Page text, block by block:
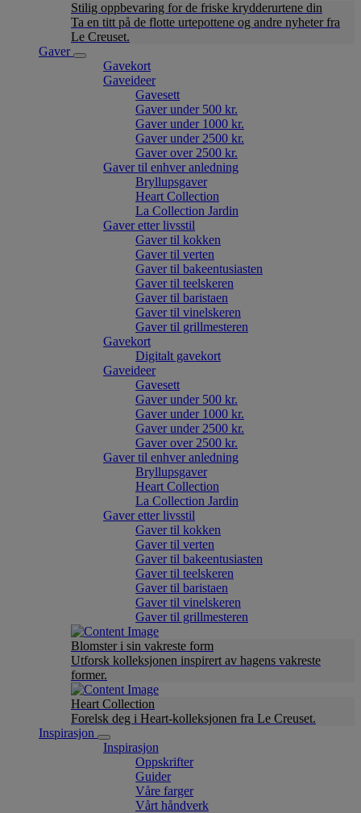
Stilig oppbevaring for de friske krydderurtene din
Ta en titt på de flotte urtepottene og andre nyheter fra
Le Creuset.
Gaver
Gavekort
Gaveideer
Gavesett
Gaver under 500 kr.
Gaver under 1000 kr.
Gaver under 2500 kr.
Gaver over 2500 kr.
Gaver til enhver anledning
Bryllupsgaver
Heart Collection
La Collection Jardin
Gaver etter livsstil
Gaver til kokken
Gaver til verten
Gaver til bakeentusiasten
Gaver til teelskeren
Gaver til baristaen
Gaver til vinelskeren
Gaver til grillmesteren
Gavekort
Digitalt gavekort
Gaveideer
Gavesett
Gaver under 500 kr.
Gaver under 1000 kr.
Gaver under 2500 kr.
Gaver over 2500 kr.
Gaver til enhver anledning
Bryllupsgaver
Heart Collection
La Collection Jardin
Gaver etter livsstil
Gaver til kokken
Gaver til verten
Gaver til bakeentusiasten
Gaver til teelskeren
Gaver til baristaen
Gaver til vinelskeren
Gaver til grillmesteren
Blomster i sin vakreste form
Utforsk kolleksjonen inspirert av hagens vakreste
former.
Heart Collection
Forelsk deg i Heart-kolleksjonen fra Le Creuset.
Inspirasjon
Inspirasjon
Oppskrifter
Guider
Våre farger
Vårt håndverk